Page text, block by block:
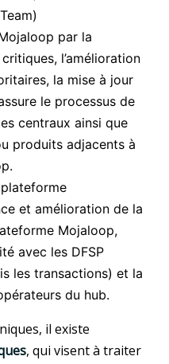
par la
l’amélioration
la mise à jour
le processus de
centraux ainsi que
produits adjacents à
et amélioration de la
Mojaloop,
avec les DFSP
les transactions) et la
du hub.
il existe
, qui visent à traiter